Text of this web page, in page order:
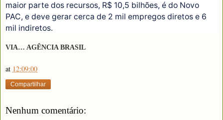
maior parte dos recursos, R$ 10,5 bilhões, é do Novo
PAC, e deve gerar cerca de 2 mil empregos diretos e 6
mil indiretos.
VIA… AGÊNCIA BRASIL
at 12:09:00
Compartilhar
Nenhum comentário: